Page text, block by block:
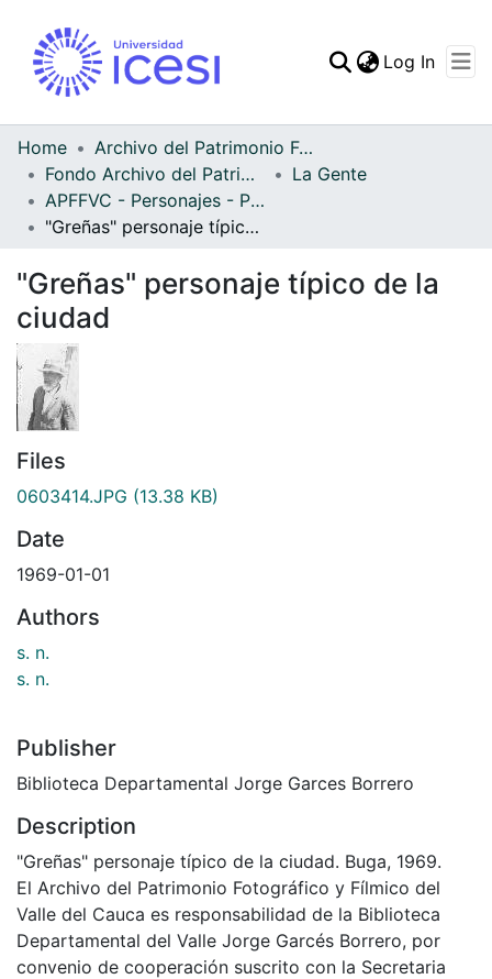
Statistics
Log In
Home
Archivo del Patrimonio Fotográfico y Fílmico del Valle del Cauca
Fondo Archivo del Patrimonio Fotográfico y Fílmico del Valle del Cauca
La Gente
APFFVC - Personajes - Patrimonial
"Greñas" personaje típico de la ciudad
"Greñas" personaje típico de la
ciudad
Files
0603414.JPG (13.38 KB)
Date
1969-01-01
Authors
s. n.
s. n.
Publisher
Biblioteca Departamental Jorge Garces Borrero
Description
"Greñas" personaje típico de la ciudad. Buga, 1969.
El Archivo del Patrimonio Fotográfico y Fílmico del
Valle del Cauca es responsabilidad de la Biblioteca
Departamental del Valle Jorge Garcés Borrero, por
convenio de cooperación suscrito con la Secretaria